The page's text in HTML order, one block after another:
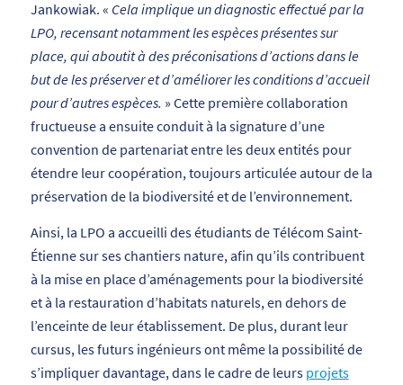
Jankowiak. « Cela implique un diagnostic effectué par la
LPO, recensant notamment les espèces présentes sur
place, qui aboutit à des préconisations d’actions dans le
but de les préserver et d’améliorer les conditions d’accueil
pour d’autres espèces. » Cette première collaboration
fructueuse a ensuite conduit à la signature d’une
convention de partenariat entre les deux entités pour
étendre leur coopération, toujours articulée autour de la
préservation de la biodiversité et de l’environnement.
Ainsi, la LPO a accueilli des étudiants de Télécom Saint-
Étienne sur ses chantiers nature, afin qu’ils contribuent
à la mise en place d’aménagements pour la biodiversité
et à la restauration d’habitats naturels, en dehors de
l’enceinte de leur établissement. De plus, durant leur
cursus, les futurs ingénieurs ont même la possibilité de
s’impliquer davantage, dans le cadre de leurs projets